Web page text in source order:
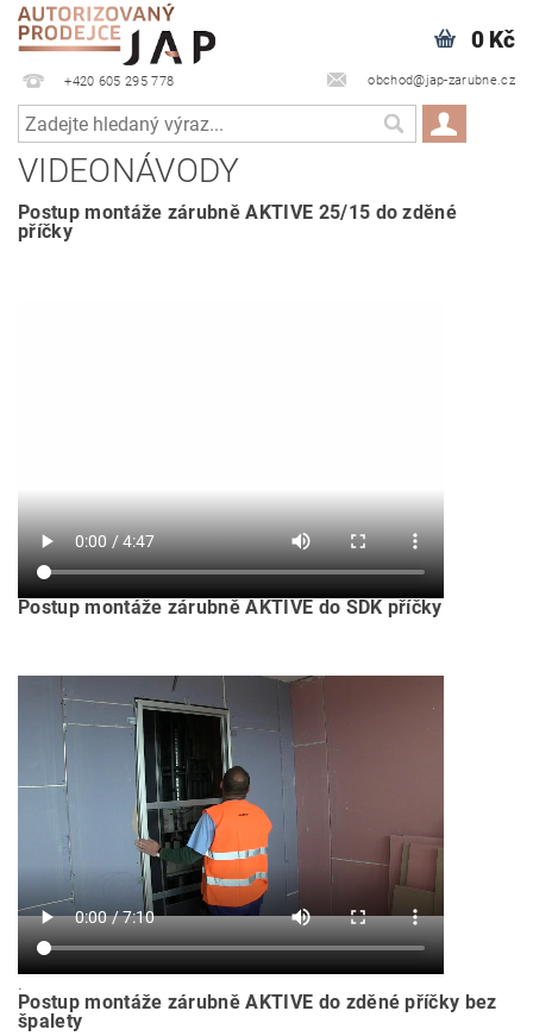
+420 605 295 778 obchod@jap-zarubne.cz
0 Kč
VIDEONÁVODY
Postup montáže zárubně AKTIVE 25/15 do zděné
příčky
Postup montáže zárubně AKTIVE do SDK příčky
.
Postup montáže zárubně AKTIVE do zděné příčky bez
špalety